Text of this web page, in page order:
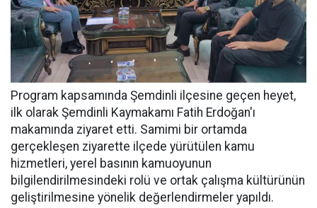
Program kapsamında Şemdinli ilçesine geçen heyet,
ilk olarak Şemdinli Kaymakamı Fatih Erdoğan'ı
makamında ziyaret etti. Samimi bir ortamda
gerçekleşen ziyarette ilçede yürütülen kamu
hizmetleri, yerel basının kamuoyunun
bilgilendirilmesindeki rolü ve ortak çalışma kültürünün
geliştirilmesine yönelik değerlendirmeler yapıldı.